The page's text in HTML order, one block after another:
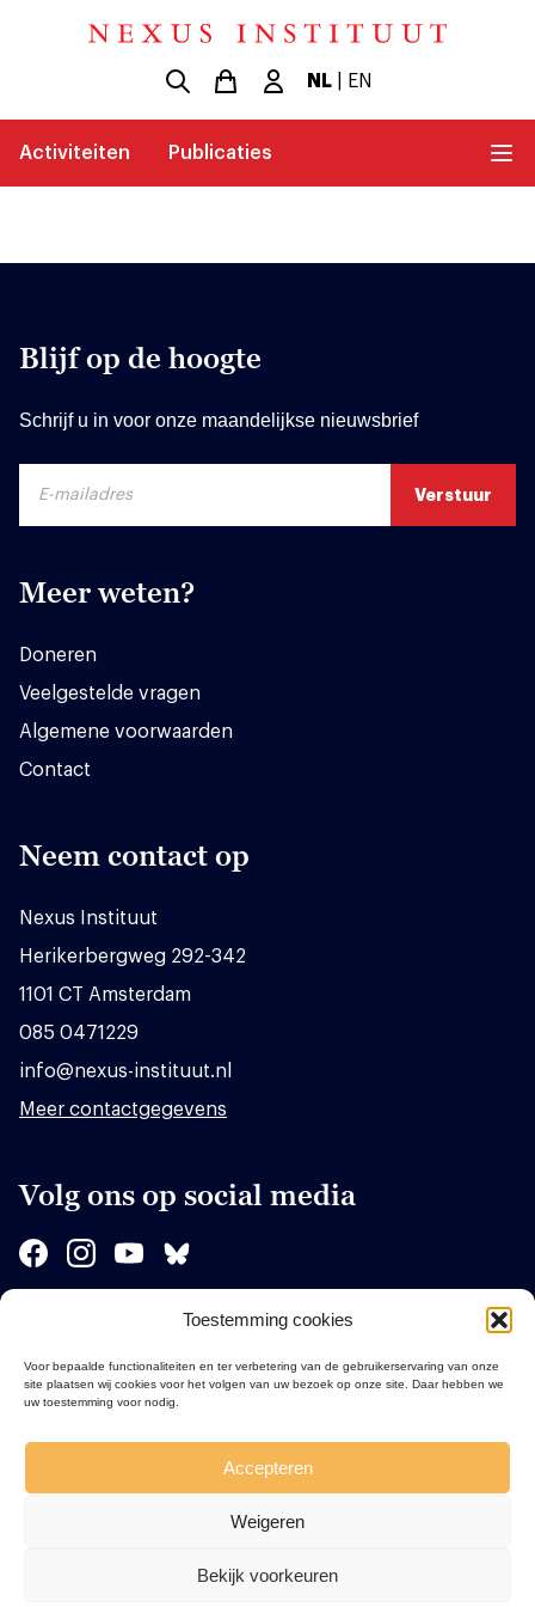
Toestemming cookies
Voor bepaalde functionaliteiten en ter verbetering van de gebruikerservaring van onze
site plaatsen wij cookies voor het volgen van uw bezoek op onze site. Daar hebben we
uw toestemming voor nodig.
Accepteren
Weigeren
Bekijk voorkeuren
NL| EN
Activiteiten Publicaties
Blijf op de hoogte
Schrijf u in voor onze maandelijkse nieuwsbrief
Meer weten?
Doneren
Veelgestelde vragen
Algemene voorwaarden
Contact
Neem contact op
Nexus Instituut
Herikerbergweg 292-342
1101 CT Amsterdam
085 0471229
info@nexus-instituut.nl
Meer contactgegevens
Volg ons op social media